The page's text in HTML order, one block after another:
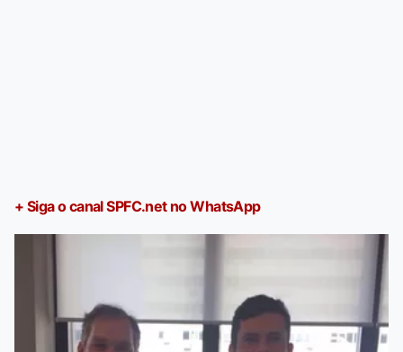
+ Siga o canal SPFC.net no WhatsApp